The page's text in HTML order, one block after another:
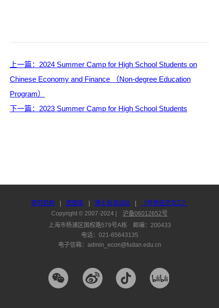
上一篇：2024 Summer Camp for High School Students on
Chinese Economy and Finance （Non-degree Education
Program）
下一篇：2023 Summer Camp for High School Students
研究机构 | 思想库 | 博士后流动站 |
《世界经济文汇》
Copyright © 2007-2024 | 沪备06012652号
上海市杨浦区国权路579号A栋 邮编：200433
电话：021-65643135
电子信箱：admin_econ@fudan.edu.cn